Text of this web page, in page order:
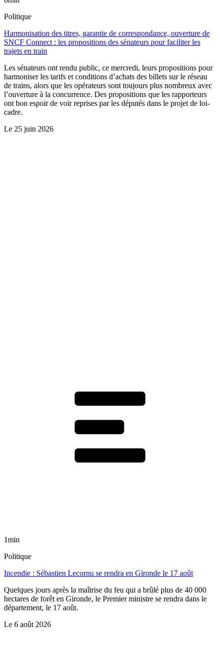
Politique
Harmonisation des titres, garantie de correspondance, ouverture de
SNCF Connect : les propositions des sénateurs pour faciliter les
trajets en train
Les sénateurs ont rendu public, ce mercredi, leurs propositions pour
harmoniser les tarifs et conditions d’achats des billets sur le réseau
de trains, alors que les opérateurs sont toujours plus nombreux avec
l’ouverture à la concurrence. Des propositions que les rapporteurs
ont bon espoir de voir reprises par les députés dans le projet de loi-
cadre.
Le 25 juin 2026
1min
Politique
Incendie : Sébastien Lecornu se rendra en Gironde le 17 août
Quelques jours après la maîtrise du feu qui a brûlé plus de 40 000
hectares de forêt en Gironde, le Premier ministre se rendra dans le
département, le 17 août.
Le 6 août 2026